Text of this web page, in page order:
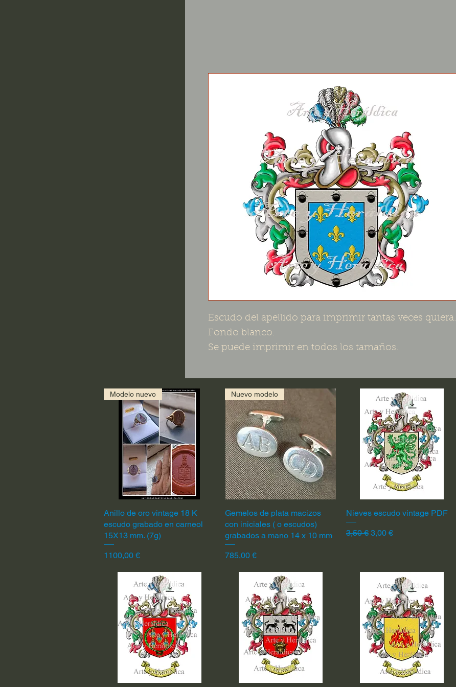
Escudo del apellido para imprimir tantas veces quiera.
Fondo blanco.
Se puede imprimir en todos los tamaños.
Vista rápida
Modelo nuevo
Anillo de oro vintage 18 K
escudo grabado en carneol
15X13 mm. (7g)
Precio
1100,00 €
Vista rápida
Nuevo modelo
Gemelos de plata macizos
con iniciales ( o escudos)
grabados a mano 14 x 10 mm
Precio
785,00 €
Vista rápida
Nieves escudo vintage PDF
Precio
3,50 € Precio de oferta
3,00 €